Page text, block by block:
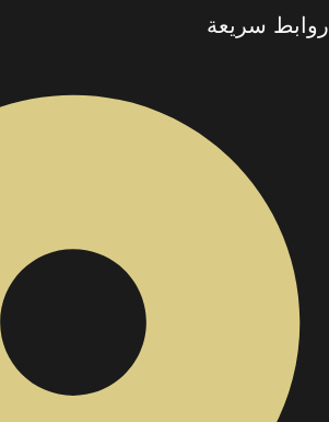
روابط سريعة